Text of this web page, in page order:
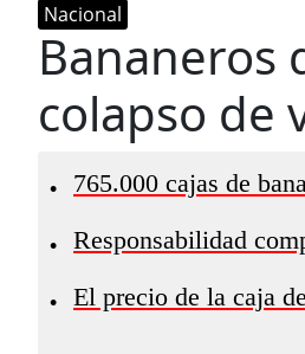
Nacional
Bananeros
colapso de
• 765.000 cajas de
• Responsabilidad
• El precio de la caja